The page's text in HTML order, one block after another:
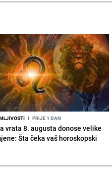
I PRIJE 1 DAN
vrata 8. augusta donose velike
Šta čeka vaš horoskopski